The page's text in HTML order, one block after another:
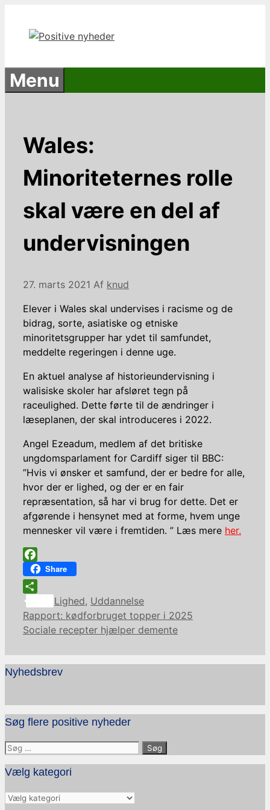
indhold
Menu
Wales:
Minoriteternes rolle
skal være en del af
undervisningen
27. marts 2021 Af knud
Elever i Wales skal undervises i racisme og de
bidrag, sorte, asiatiske og etniske
minoritetsgrupper har ydet til samfundet,
meddelte regeringen i denne uge.
En aktuel analyse af historieundervisning i
walisiske skoler har afsløret tegn på
raceulighed. Dette førte til de ændringer i
læseplanen, der skal introduceres i 2022.
Angel Ezeadum, medlem af det britiske
ungdomsparlament for Cardiff siger til BBC:
”Hvis vi ønsker et samfund, der er bedre for alle,
hvor der er lighed, og der er en fair
repræsentation, så har vi brug for dette. Det er
afgørende i hensynet med at forme, hvem unge
mennesker vil være i fremtiden. ” Læs mere her.
Facebook
Share
Share
Kategorier
Lighed, Uddannelse
Rapport: kødforbruget topper i 2025
Sociale recepter hjælper demente
Nyhedsbrev
Søg flere positive nyheder
Søg
efter:
Vælg kategori
Vælg